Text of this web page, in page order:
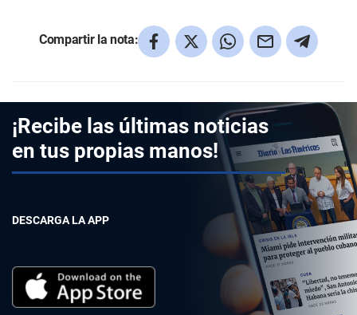
Compartir la nota:
¡Recibe las últimas noticias
en tus propias manos!
DESCARGA LA APP